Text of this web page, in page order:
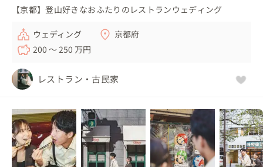
【京都】登山好きなおふたりのレストランウェディング
ウェディング
京都府
200 〜 250 万円
レストラン・古民家